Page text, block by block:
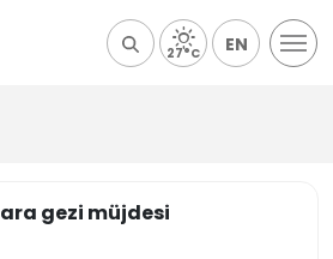
27°C EN
gezi müjdesi